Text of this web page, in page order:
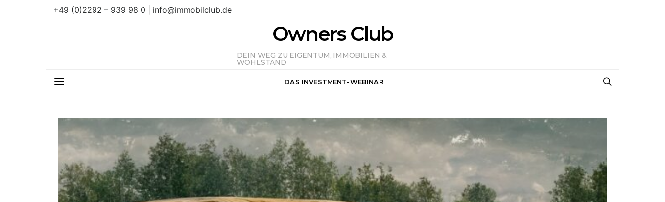
+49 (0)2292 – 939 98 0 | info@immobilclub.de
Owners Club
DEIN WEG ZU EIGENTUM, IMMOBILIEN &
WOHLSTAND
DAS INVESTMENT-WEBINAR